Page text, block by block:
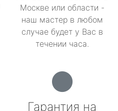
Москве или области -
наш мастер в любом
случае будет у Вас в
течении часа.
Гарантия на